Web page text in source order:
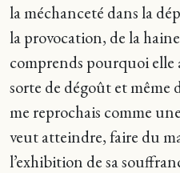
la méchanceté dans la
la provocation, de la
comprends pourquoi elle
sorte de dégoût et même
me reprochais comme
veut atteindre, faire du
l’exhibition de sa